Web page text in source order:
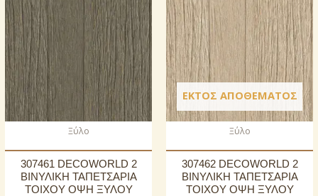
Ξύλο
307461 DECOWORLD 2
ΒΙΝΥΛΙΚΗ ΤΑΠΕΤΣΑΡΙΑ
ΤΟΙΧΟΥ ΟΨΗ ΞΥΛΟΥ
ΕΚΤΌΣ ΑΠΟΘΈΜΑΤΟΣ
Ξύλο
307462 DECOWORLD 2
ΒΙΝΥΛΙΚΗ ΤΑΠΕΤΣΑΡΙΑ
ΤΟΙΧΟΥ ΟΨΗ ΞΥΛΟΥ